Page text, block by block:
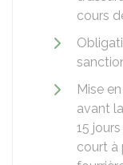
cours
Mise
avant
15
court à